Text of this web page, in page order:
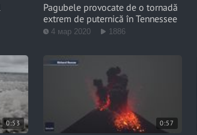
Pagubele provocate de o tornadă
extrem de puternică în Tennessee
4 мар 2020 1886
0:53 0:57